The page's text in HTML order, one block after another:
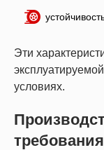
Эти
условиях.